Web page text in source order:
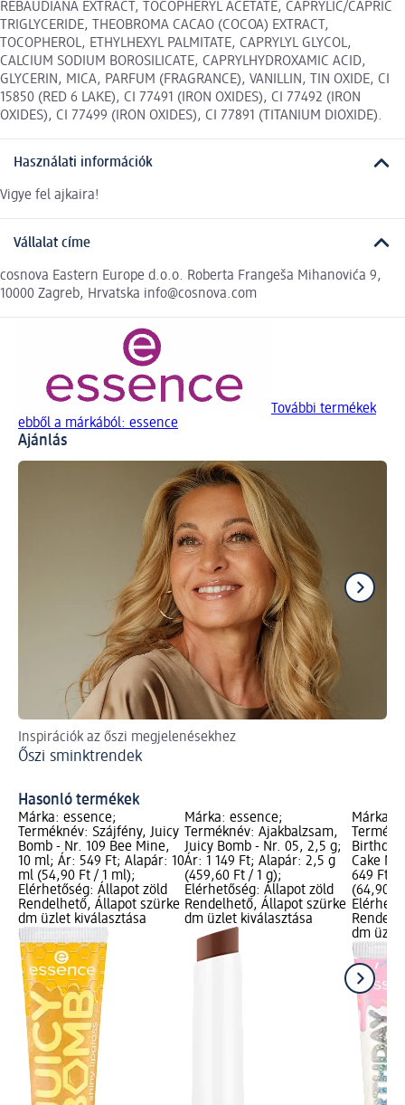
REBAUDIANA EXTRACT, TOCOPHERYL ACETATE, CAPRYLIC/CAPRIC
TRIGLYCERIDE, THEOBROMA CACAO (COCOA) EXTRACT,
TOCOPHEROL, ETHYLHEXYL PALMITATE, CAPRYLYL GLYCOL,
CALCIUM SODIUM BOROSILICATE, CAPRYLHYDROXAMIC ACID,
GLYCERIN, MICA, PARFUM (FRAGRANCE), VANILLIN, TIN OXIDE, CI
15850 (RED 6 LAKE), CI 77491 (IRON OXIDES), CI 77492 (IRON
OXIDES), CI 77499 (IRON OXIDES), CI 77891 (TITANIUM DIOXIDE).
Használati információk
Vigye fel ajkaira!
Vállalat címe
cosnova Eastern Europe d.o.o. Roberta Frangeša Mihanovića 9,
10000 Zagreb, Hrvatska info@cosnova.com
További termékek
ebből a márkából: essence
Ajánlás
Inspirációk az őszi megjelenésekhez
Őszi sminktrendek
Hasonló termékek
Márka: essence;
Terméknév: Szájfény, Juicy
Bomb - Nr. 109 Bee Mine,
10 ml; Ár: 549 Ft; Alapár: 10
ml (54,90 Ft / 1 ml);
Elérhetőség: Állapot zöld
Rendelhető, Állapot szürke
dm üzlet kiválasztása
Márka: essence;
Terméknév: Ajakbalzsam,
Juicy Bomb - Nr. 05, 2,5 g;
Ár: 1 149 Ft; Alapár: 2,5 g
(459,60 Ft / 1 g);
Elérhetőség: Állapot zöld
Rendelhető, Állapot szürke
dm üzlet kiválasztása
Márka:
Birthday
Cake
649 Ft;
(64,90
dm